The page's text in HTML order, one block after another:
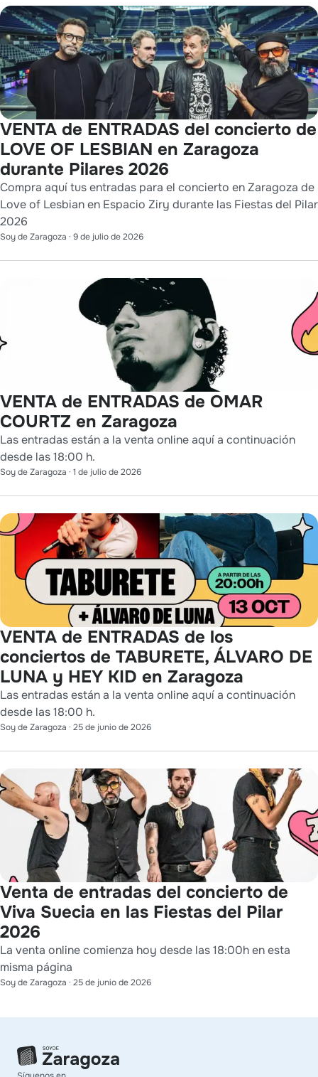
VENTA de ENTRADAS del concierto de
LOVE OF LESBIAN en Zaragoza
durante Pilares 2026
Compra aquí tus entradas para el concierto en Zaragoza de
Love of Lesbian en Espacio Ziry durante las Fiestas del Pilar
2026
Soy de Zaragoza · 9 de julio de 2026
VENTA de ENTRADAS de OMAR
COURTZ en Zaragoza
Las entradas están a la venta online aquí a continuación
desde las 18:00 h.
Soy de Zaragoza · 1 de julio de 2026
VENTA de ENTRADAS de los
conciertos de TABURETE, ÁLVARO DE
LUNA y HEY KID en Zaragoza
Las entradas están a la venta online aquí a continuación
desde las 18:00 h.
Soy de Zaragoza · 25 de junio de 2026
Venta de entradas del concierto de
Viva Suecia en las Fiestas del Pilar
2026
La venta online comienza hoy desde las 18:00h en esta
misma página
Soy de Zaragoza · 25 de junio de 2026